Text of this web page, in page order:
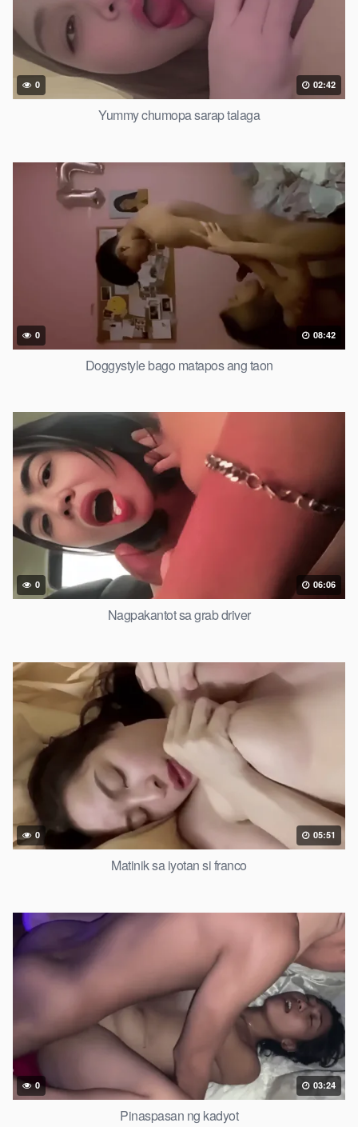
0 02:42
Yummy chumopa sarap talaga
0 08:42
Doggystyle bago matapos ang taon
0 06:06
Nagpakantot sa grab driver
0 05:51
Matinik sa iyotan si franco
0 03:24
Pinaspasan ng kadyot